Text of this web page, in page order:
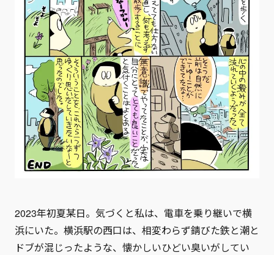
2023年初夏某日。気づくと私は、電車を乗り継いで横
浜にいた。横浜駅の西口は、相変わらず錆びた鉄と潮と
ドブが混じったような、懐かしいひどい臭いがしてい